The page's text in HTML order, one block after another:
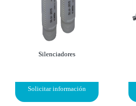
Silenciadores
Solicitar información